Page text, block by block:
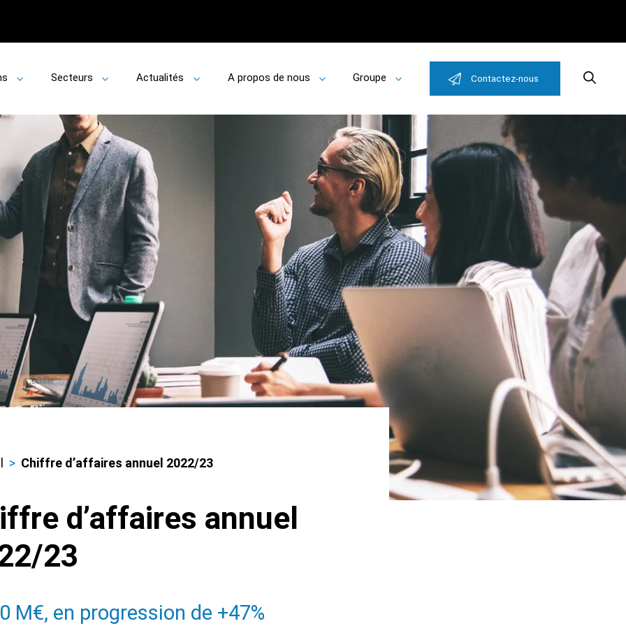
Secteurs Actualités A propos de nous Groupe
submenu
Contactez-nous Search
Chiffre d’affaires annuel 2022/23
d’affaires annuel
23
M€, en progression de +47%